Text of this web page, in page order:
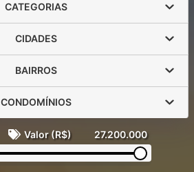
CATEGORIAS
CIDADES
BAIRROS
CONDOMÍNIOS
Valor (R$) 27.200.000